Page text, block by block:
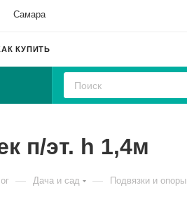
Самара
КУПИТЬ
п/эт. h 1,4м
— Дача и сад — Подвязки и опоры